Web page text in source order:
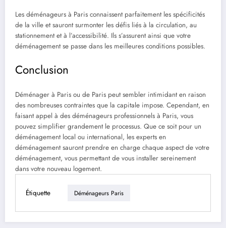
Les déménageurs à Paris connaissent parfaitement les spécificités
de la ville et sauront surmonter les défis liés à la circulation, au
stationnement et à l’accessibilité. Ils s’assurent ainsi que votre
déménagement se passe dans les meilleures conditions possibles.
Conclusion
Déménager à Paris ou de Paris peut sembler intimidant en raison
des nombreuses contraintes que la capitale impose. Cependant, en
faisant appel à des déménageurs professionnels à Paris, vous
pouvez simplifier grandement le processus. Que ce soit pour un
déménagement local ou international, les experts en
déménagement sauront prendre en charge chaque aspect de votre
déménagement, vous permettant de vous installer sereinement
dans votre nouveau logement.
Étiquette Déménageurs Paris